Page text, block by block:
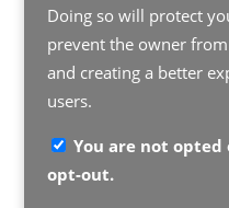
Doing so will protect
prevent the owner
and creating a better
users.
You are not
opt-out.